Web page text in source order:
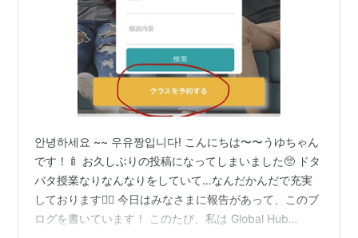
안녕하세요 ~~ 우유짱입니다! こんにちは〜〜うゆちゃん
です！🍼 お久しぶりの投稿になってしまいました🥺 ドタ
バタ授業なりなんなりをしていて…なんだかんだで充実
しております✌🏻 今日はみなさまに報告があって、このブ
ログを書いています！ このたび、私は Global Hub